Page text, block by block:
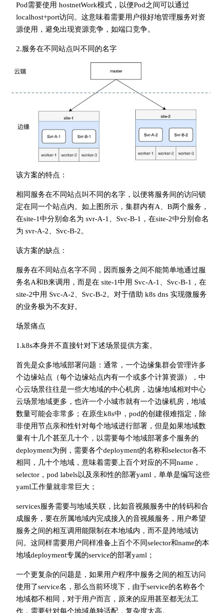
Pod需要使用 hostnetWork模式，以便Pod之间可以通过
localhost+port访问。这意味着需要用户很好地管理服务对资
源使用，避免出现资源竞争，如端口竞争。
2.服务在不同站点叫不同的名字
该方案的特点：
相同服务在不同站点叫不同的名字，以便将服务间的访问锁
定在同一个站点内。如上图所示，集群内有A、B两个服务，
在site-1中分别命名为 svr-A-1、Svc-B-1，在site-2中分别命名
为 svr-A-2、Svc-B-2。
该方案的缺点：
服务在不同站点名字不同，因而服务之间不能简单地通过服
务名A和B来调用，而是在 site-1中用 Svc-A-1、Svc-B-1，在
site-2中用 Svc-A-2、Svc-B-2。对于借助 k8s dns 实现微服务
的业务极为不友好。
场景痛点
1.k8s本身并不直接针对下述场景提供方案。
首先是众多地域部署问题：通常，一个边缘集群会管理许多
个边缘站点（每个边缘站点内有一个或多个计算资源），中
心云场景往往是一些大地域的中心机房，边缘地域相对中心
云场景地域更多，也许一个小城市就有一个边缘机房，地域
数量可能会非常多；在原生k8s中，pod的创建很难指定，除
非使用节点亲和性针对每个地域进行部署，但是如果地域数
量有十几个甚至几十个，以需要每个地域部署多个服务的
deployment为例，需要各个deployment的名称和selector各不
相同，几十个地域，意味着需要上百个对应的不同name，
selector，pod labels以及亲和性的部署yaml，单单是编写这些
yaml工作量就非常巨大；
services服务需要与地域关联，比如音视频服务中的转码和合
成服务，要在所属地域内完成接入的音视频服务，用户希望
服务之间的相互调用能限制在本地域内，而不是跨地域访
问。这同样需要用户同样准备上百个不同selector和name的本
地域deployment专属的service的部署yaml；
一个更复杂的问题是，如果用户程序中服务之间的相互访问
使用了service名，那么当前环境下，由于service的名称各个
地域都不相同，对于用户而言，原来的应用甚至都无法工
作，需要针对每个地域单独适配，复杂度太高。